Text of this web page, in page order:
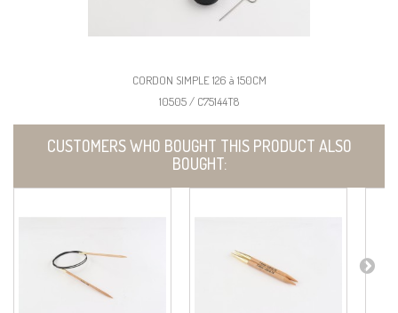
CORDON SIMPLE 126 à 150CM
10505 / C75144T8
CUSTOMERS WHO BOUGHT THIS PRODUCT ALSO
BOUGHT: